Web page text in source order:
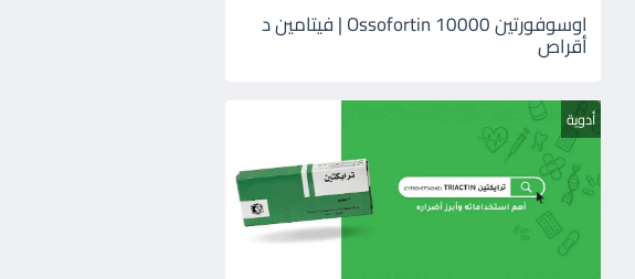
اوسوفورتين 10000 Ossofortin | فيتامين د
أقراص
أدوية